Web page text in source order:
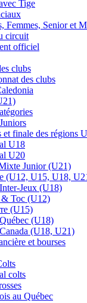
Tige
Femmes, Senior et
circuit
officiel
clubs
des clubs
et finale des régions
U18
U20
Junior (U21)
(U12, U15, U18,
Jeux (U18)
& Toc (U12)
(U15)
(U18)
(U18, U21)
et bourses
colts
au Québec